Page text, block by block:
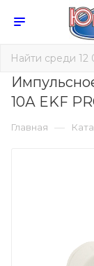
10А EKF
Главная —